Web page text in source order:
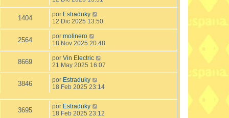
1404 por Estraduky
12 Dic 2025 13:50
2564 por molinero
18 Nov 2025 20:48
8669 por Vin Electric
21 May 2025 16:07
3846 por Estraduky
18 Feb 2025 23:14
3695 por Estraduky
18 Feb 2025 23:12